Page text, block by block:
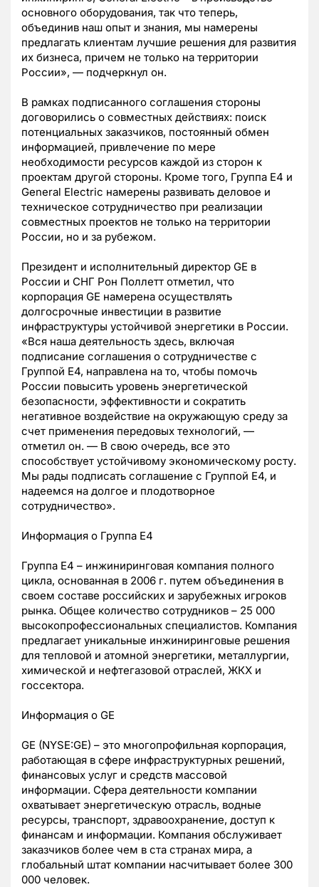
основного оборудования, так что теперь,
объединив наш опыт и знания, мы намерены
предлагать клиентам лучшие решения для развития
их бизнеса, причем не только на территории
России», — подчеркнул он.
В рамках подписанного соглашения стороны
договорились о совместных действиях: поиск
потенциальных заказчиков, постоянный обмен
информацией, привлечение по мере
необходимости ресурсов каждой из сторон к
проектам другой стороны. Кроме того, Группа Е4 и
General Electric намерены развивать деловое и
техническое сотрудничество при реализации
совместных проектов не только на территории
России, но и за рубежом.
Президент и исполнительный директор GE в
России и СНГ Рон Поллетт отметил, что
корпорация GE намерена осуществлять
долгосрочные инвестиции в развитие
инфраструктуры устойчивой энергетики в России.
«Вся наша деятельность здесь, включая
подписание соглашения о сотрудничестве с
Группой Е4, направлена на то, чтобы помочь
России повысить уровень энергетической
безопасности, эффективности и сократить
негативное воздействие на окружающую среду за
счет применения передовых технологий, —
отметил он. — В свою очередь, все это
способствует устойчивому экономическому росту.
Мы рады подписать соглашение с Группой Е4, и
надеемся на долгое и плодотворное
сотрудничество».
Информация о Группа Е4
Группа Е4 – инжиниринговая компания полного
цикла, основанная в 2006 г. путем объединения в
своем составе российских и зарубежных игроков
рынка. Общее количество сотрудников – 25 000
высокопрофессиональных специалистов. Компания
предлагает уникальные инжиниринговые решения
для тепловой и атомной энергетики, металлургии,
химической и нефтегазовой отраслей, ЖКХ и
госсектора.
Информация о GE
GE (NYSE:GE) – это многопрофильная корпорация,
работающая в сфере инфраструктурных решений,
финансовых услуг и средств массовой
информации. Сфера деятельности компании
охватывает энергетическую отрасль, водные
ресурсы, транспорт, здравоохранение, доступ к
финансам и информации. Компания обслуживает
заказчиков более чем в ста странах мира, а
глобальный штат компании насчитывает более 300
000 человек.